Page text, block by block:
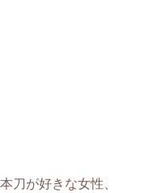
刀が好きな女性、